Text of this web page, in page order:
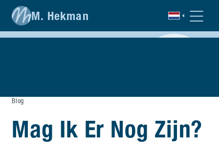
M. Hekman
Blog
Mag Ik Er Nog Zijn?